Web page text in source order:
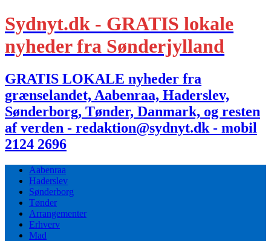
Sydnyt.dk - GRATIS lokale
nyheder fra Sønderjylland
GRATIS LOKALE nyheder fra
grænselandet, Aabenraa, Haderslev,
Sønderborg, Tønder, Danmark, og resten
af verden - redaktion@sydnyt.dk - mobil
2124 2696
Aabenraa
Haderslev
Sønderborg
Tønder
Arrangementer
Erhverv
Mad